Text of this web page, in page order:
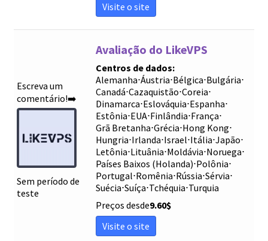
Visite o site
Escreva um
comentário!➡️
Sem período de
teste
Avaliação do LikeVPS
Centros de dados:
Alemanha⋅Áustria⋅Bélgica⋅Bulgária⋅
Canadá⋅Cazaquistão⋅Coreia⋅
Dinamarca⋅Eslováquia⋅Espanha⋅
Estônia⋅EUA⋅Finlândia⋅França⋅
Grã Bretanha⋅Grécia⋅Hong Kong⋅
Hungria⋅Irlanda⋅Israel⋅Itália⋅Japão⋅
Letônia⋅Lituânia⋅Moldávia⋅Noruega⋅
Países Baixos (Holanda)⋅Polônia⋅
Portugal⋅Romênia⋅Rússia⋅Sérvia⋅
Suécia⋅Suíça⋅Tchéquia⋅Turquia
Preços desde9.60$
Visite o site